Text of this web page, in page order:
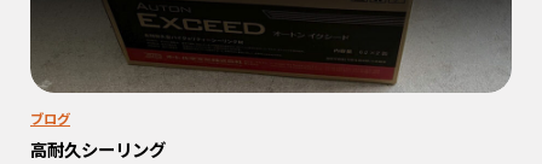
ブログ
高耐久シーリング